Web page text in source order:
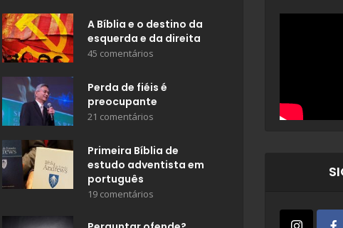
A Bíblia e o destino da
esquerda e da direita
45 comentários
Perda de fiéis é
preocupante
21 comentários
Primeira Bíblia de
estudo adventista em
português
19 comentários